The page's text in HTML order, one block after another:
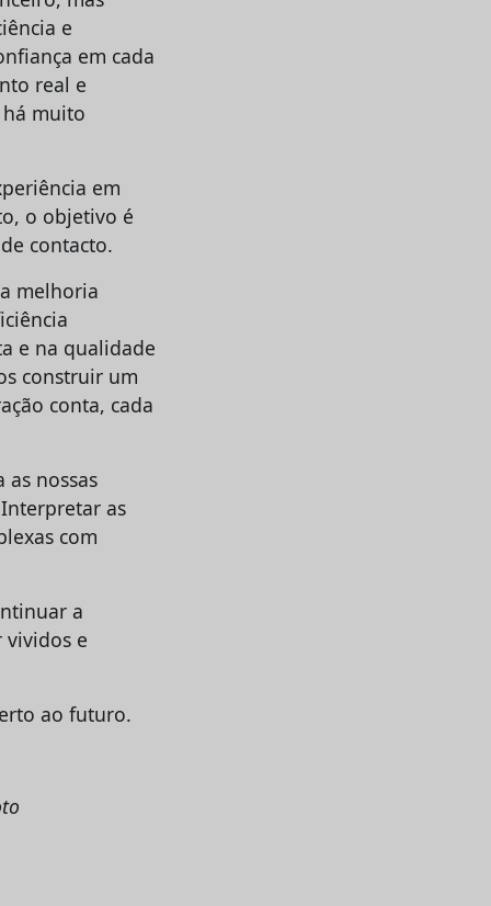
e
em cada
real e
muito
em
o objetivo é
contacto.
melhoria
e na qualidade
construir um
conta, cada
nossas
as
com
a
vividos e
ao futuro.